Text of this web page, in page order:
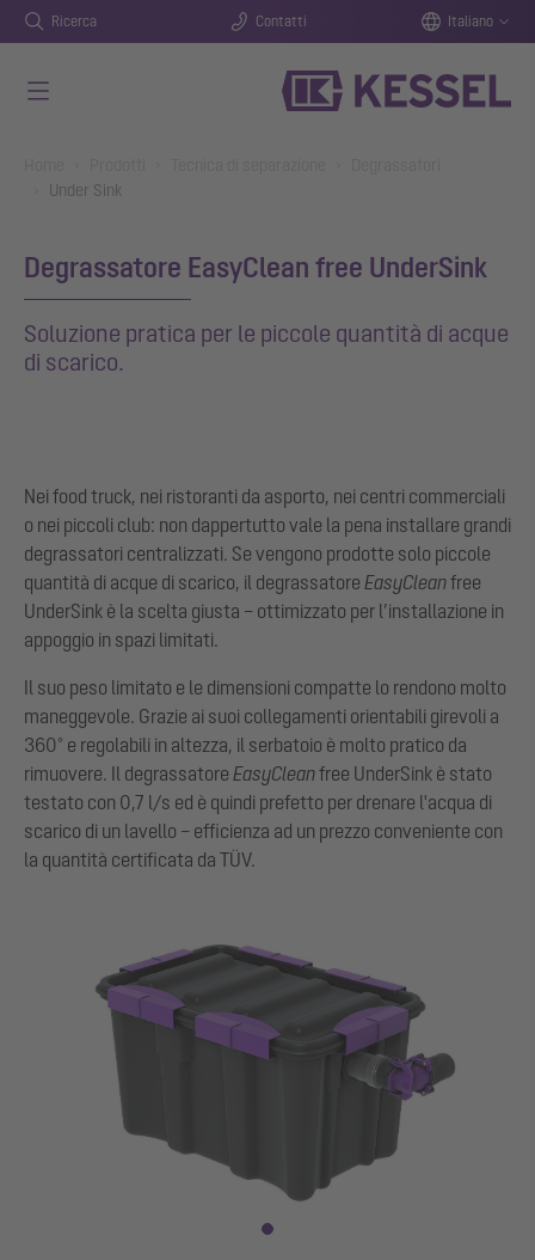
Ricerca Contatti Italiano
Under Sink
Degrassatore EasyClean free UnderSink
Soluzione pratica per le piccole quantità di acque
di scarico.
Nei food truck, nei ristoranti da asporto, nei centri commerciali
o nei piccoli club: non dappertutto vale la pena installare grandi
degrassatori centralizzati. Se vengono prodotte solo piccole
quantità di acque di scarico, il degrassatore EasyCleanfree
UnderSink è la scelta giusta – ottimizzato per l’installazione in
appoggio in spazi limitati.
Il suo peso limitato e le dimensioni compatte lo rendono molto
maneggevole. Grazie ai suoi collegamenti orientabili girevoli a
360° e regolabili in altezza, il serbatoio è molto pratico da
rimuovere. Il degrassatore EasyCleanfree UnderSink è stato
testato con 0,7 l/s ed è quindi prefetto per drenare l'acqua di
scarico di un lavello – efficienza ad un prezzo conveniente con
la quantità certificata da TÜV.